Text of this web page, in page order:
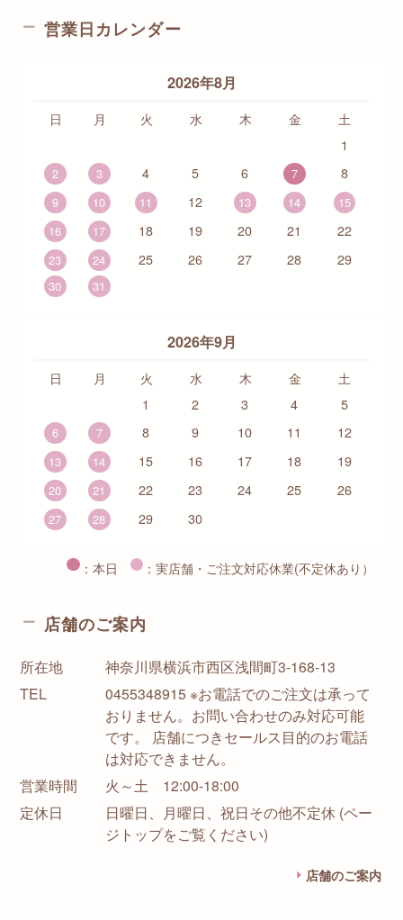
営業日カレンダー
2026年8月
日 月 火 水 木 金
土
1
2 3 4 5 6 7 8
9 10 11 12 13 14
15
16
17 18 19 20 21 22
23 24 25 26 27 28 29
30 31
2026年9月
日 月 火 水 木 金
土
1
2 3 4 5
6 7 8 9 10 11 12
13 14 15 16 17 18 19
20 21 22 23 24 25 26
27 28 29 30
：本日 ：実店舗・ご注文対応休業(不定休あり）
店舗のご案内
所在地
神奈川県横浜市西区浅間町3-168-13
TEL
0455348915 ※お電話でのご注文は承って
おりません。お問い合わせのみ対応可能
です。 店舗につきセールス目的のお電話
は対応できません。
営業時間
火～土 12:00-18:00
定休日
日曜日、月曜日、祝日その他不定休 (ペー
ジトップをご覧ください)
店舗のご案内